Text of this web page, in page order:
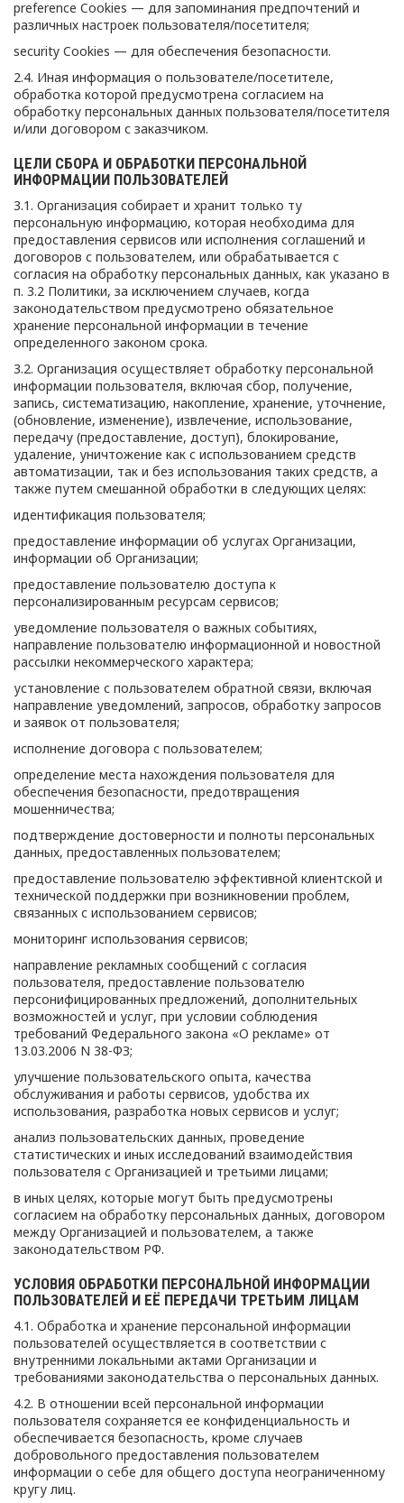
preference Cookies — для запоминания предпочтений и
различных настроек пользователя/посетителя;
security Cookies — для обеспечения безопасности.
2.4. Иная информация о пользователе/посетителе,
обработка которой предусмотрена согласием на
обработку персональных данных пользователя/посетителя
и/или договором с заказчиком.
ЦЕЛИ СБОРА И ОБРАБОТКИ ПЕРСОНАЛЬНОЙ
ИНФОРМАЦИИ ПОЛЬЗОВАТЕЛЕЙ
3.1. Организация собирает и хранит только ту
персональную информацию, которая необходима для
предоставления сервисов или исполнения соглашений и
договоров с пользователем, или обрабатывается с
согласия на обработку персональных данных, как указано в
п. 3.2 Политики, за исключением случаев, когда
законодательством предусмотрено обязательное
хранение персональной информации в течение
определенного законом срока.
3.2. Организация осуществляет обработку персональной
информации пользователя, включая сбор, получение,
запись, систематизацию, накопление, хранение, уточнение,
(обновление, изменение), извлечение, использование,
передачу (предоставление, доступ), блокирование,
удаление, уничтожение как с использованием средств
автоматизации, так и без использования таких средств, а
также путем смешанной обработки в следующих целях:
идентификация пользователя;
предоставление информации об услугах Организации,
информации об Организации;
предоставление пользователю доступа к
персонализированным ресурсам сервисов;
уведомление пользователя о важных событиях,
направление пользователю информационной и новостной
рассылки некоммерческого характера;
установление с пользователем обратной связи, включая
направление уведомлений, запросов, обработку запросов
и заявок от пользователя;
исполнение договора с пользователем;
определение места нахождения пользователя для
обеспечения безопасности, предотвращения
мошенничества;
подтверждение достоверности и полноты персональных
данных, предоставленных пользователем;
предоставление пользователю эффективной клиентской и
технической поддержки при возникновении проблем,
связанных с использованием сервисов;
мониторинг использования сервисов;
направление рекламных сообщений с согласия
пользователя, предоставление пользователю
персонифицированных предложений, дополнительных
возможностей и услуг, при условии соблюдения
требований Федерального закона «О рекламе» от
13.03.2006 N 38-ФЗ;
улучшение пользовательского опыта, качества
обслуживания и работы сервисов, удобства их
использования, разработка новых сервисов и услуг;
анализ пользовательских данных, проведение
статистических и иных исследований взаимодействия
пользователя с Организацией и третьими лицами;
в иных целях, которые могут быть предусмотрены
согласием на обработку персональных данных, договором
между Организацией и пользователем, а также
законодательством РФ.
УСЛОВИЯ ОБРАБОТКИ ПЕРСОНАЛЬНОЙ ИНФОРМАЦИИ
ПОЛЬЗОВАТЕЛЕЙ И ЕЁ ПЕРЕДАЧИ ТРЕТЬИМ ЛИЦАМ
4.1. Обработка и хранение персональной информации
пользователей осуществляется в соответствии с
внутренними локальными актами Организации и
требованиями законодательства о персональных данных.
4.2. В отношении всей персональной информации
пользователя сохраняется ее конфиденциальность и
обеспечивается безопасность, кроме случаев
добровольного предоставления пользователем
информации о себе для общего доступа неограниченному
кругу лиц.